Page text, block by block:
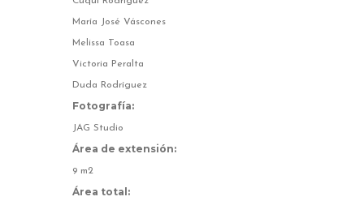
María José Váscones
Melissa Toasa
Victoria Peralta
Duda Rodríguez
Fotografía:
JAG Studio
Área de extensión:
9 m2
Área total: